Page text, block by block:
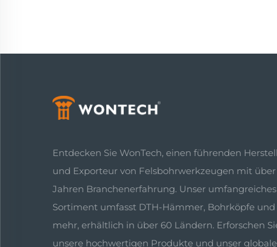
Entdecken Sie WonTech, einen führenden
und Exporteur von Felsbohrwerkzeugen mit über
Jahren Branchenerfahrung. Unser umfangreiches
Sortiment umfasst DTH-Hämmer, Bohrköpfe und
mehr, erhältlich in über 60 Ländern. Erforschen
unsere hochwertigen Produkte und unser